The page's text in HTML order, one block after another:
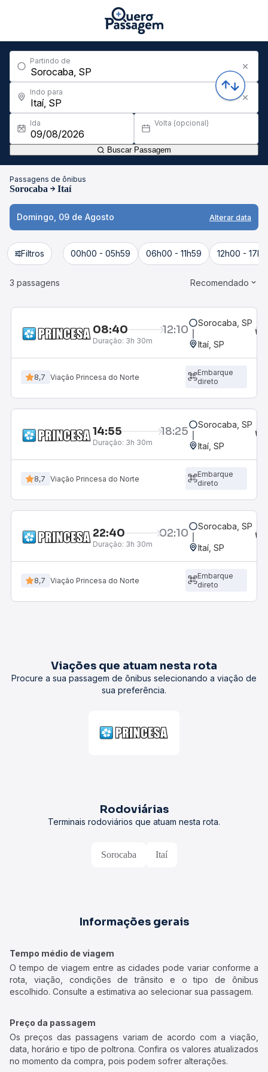
Partindo de
Indo para
Ida Volta (opcional)
Buscar Passagem
Passagens de ônibus
Sorocaba Itaí
Domingo, 09 de Agosto Alterar data
Filtros 00h00 - 05h59 06h00 - 11h59 12h00 -
3 passagens Recomendado
08:40 12:10
Duração: 3h 30m
Sorocaba, SP
Itaí, SP
8,7 Viação Princesa do Norte
Embarque
direto
14:55 18:25
Duração: 3h 30m
Sorocaba, SP
Itaí, SP
8,7 Viação Princesa do Norte
Embarque
direto
22:40 02:10
Duração: 3h 30m
Sorocaba, SP
Itaí, SP
8,7 Viação Princesa do Norte
Embarque
direto
Viações que atuam nesta rota
Procure a sua passagem de ônibus selecionando a viação de
sua preferência.
Rodoviárias
Terminais rodoviários que atuam nesta rota.
Sorocaba Itaí
Informações gerais
Tempo médio de viagem
O tempo de viagem entre as cidades pode variar conforme a
rota, viação, condições de trânsito e o tipo de ônibus
escolhido. Consulte a estimativa ao selecionar sua passagem.
Preço da passagem
Os preços das passagens variam de acordo com a viação,
data, horário e tipo de poltrona. Confira os valores atualizados
no momento da compra, pois podem sofrer alterações.